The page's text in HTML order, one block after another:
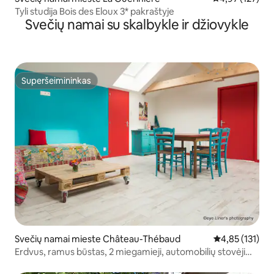
Tyli studija Bois des Eloux 3* pakraštyje
Svečių namai su skalbykle ir džiovykle
Superšeimininkas
Superšeimininkas
Svečių namai mieste Château-Thébaud Vidutinis
4,85 (131)
Erdvus, ramus būstas, 2 miegamieji, automobilių stovėjimo